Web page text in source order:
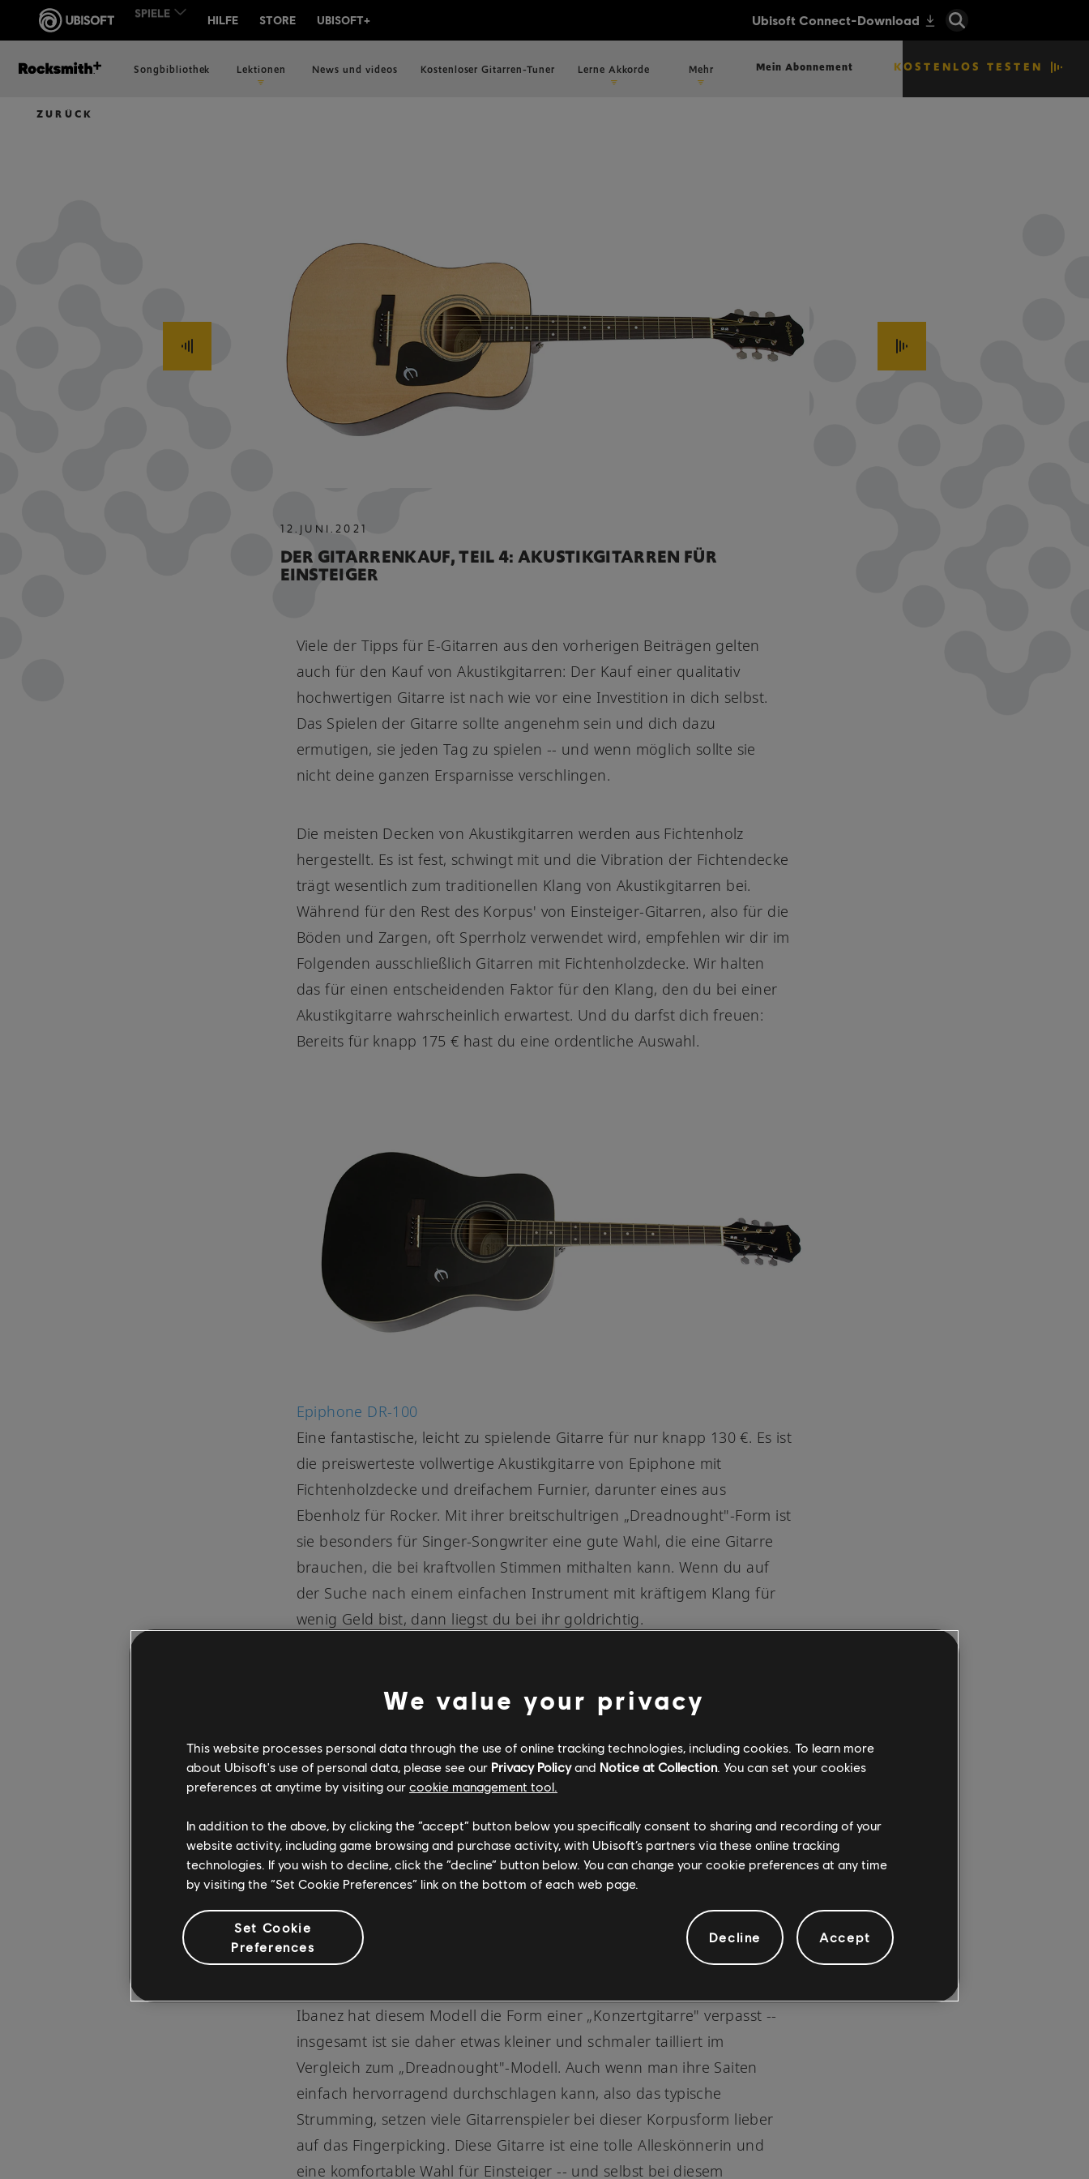
Songbibliothek Lektionen News und videos Kostenloser Gitarren-Tuner Lerne Akkorde Mehr Mein Abonnement KOSTENLOS TESTEN
ZURÜCK
12 . JUNI.2021
DER GITARRENKAUF, TEIL 4: AKUSTIKGITARREN FÜR
EINSTEIGER
Viele der Tipps für E-Gitarren aus den vorherigen Beiträgen gelten
auch für den Kauf von Akustikgitarren: Der Kauf einer qualitativ
hochwertigen Gitarre ist nach wie vor eine Investition in dich selbst.
Das Spielen der Gitarre sollte angenehm sein und dich dazu
ermutigen, sie jeden Tag zu spielen -- und wenn möglich sollte sie
nicht deine ganzen Ersparnisse verschlingen.
Die meisten Decken von Akustikgitarren werden aus Fichtenholz
hergestellt. Es ist fest, schwingt mit und die Vibration der Fichtendecke
trägt wesentlich zum traditionellen Klang von Akustikgitarren bei.
Während für den Rest des Korpus' von Einsteiger-Gitarren, also für die
Böden und Zargen, oft Sperrholz verwendet wird, empfehlen wir dir im
Folgenden ausschließlich Gitarren mit Fichtenholzdecke. Wir halten
das für einen entscheidenden Faktor für den Klang, den du bei einer
Akustikgitarre wahrscheinlich erwartest. Und du darfst dich freuen:
Bereits für knapp 175 € hast du eine ordentliche Auswahl.
Epiphone DR-100
Eine fantastische, leicht zu spielende Gitarre für nur knapp 130 €. Es ist
die preiswerteste vollwertige Akustikgitarre von Epiphone mit
Fichtenholzdecke und dreifachem Furnier, darunter eines aus
Ebenholz für Rocker. Mit ihrer breitschultrigen „Dreadnought"-Form ist
sie besonders für Singer-Songwriter eine gute Wahl, die eine Gitarre
brauchen, die bei kraftvollen Stimmen mithalten kann. Wenn du auf
der Suche nach einem einfachen Instrument mit kräftigem Klang für
wenig Geld bist, dann liegst du bei ihr goldrichtig.
Ibanez hat diesem Modell die Form einer „Konzertgitarre" verpasst --
insgesamt ist sie daher etwas kleiner und schmaler tailliert im
Vergleich zum „Dreadnought"-Modell. Auch wenn man ihre Saiten
einfach hervorragend durchschlagen kann, also das typische
Strumming, setzen viele Gitarrenspieler bei dieser Korpusform lieber
auf das Fingerpicking. Diese Gitarre ist eine tolle Alleskönnerin und
eine komfortable Wahl für Einsteiger -- und selbst bei diesem
We value your privacy
This website processes personal data through the use of online tracking technologies, including cookies. To learn more
about Ubisoft's use of personal data, please see our Privacy Policyand Notice at Collection. You can set your cookies
preferences at anytime by visiting our cookie management tool.
In addition to the above, by clicking the “accept” button below you specifically consent to sharing and recording of your
website activity, including game browsing and purchase activity, with Ubisoft’s partners via these online tracking
technologies. If you wish to decline, click the “decline” button below. You can change your cookie preferences at any time
by visiting the “Set Cookie Preferences” link on the bottom of each web page.
Set Cookie
Preferences
Decline Accept